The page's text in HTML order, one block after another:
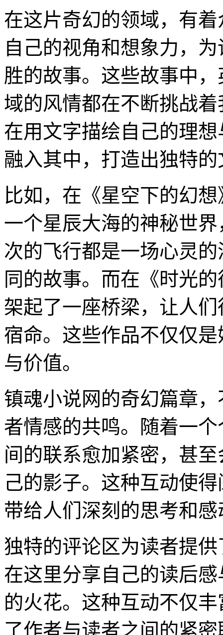
在这片奇幻的领域，有
自己的视角和想象力，
胜的故事。这些故事中
域的风情都在不断挑战
在用文字描绘自己的理
融入其中，打造出独特
比如，在《星空下的幻
一个星辰大海的神秘世
次的飞行都是一场心灵
同的故事。而在《时光
架起了一座桥梁，让人
宿命。这些作品不仅仅
与价值。
镇魂小说网的奇幻篇章
者情感的共鸣。随着一
间的联系愈加紧密，甚
己的影子。这种互动使
带给人们深刻的思考和感
独特的评论区为读者提
在这里分享自己的读后
的火花。这种互动不仅
了作者与读者之间的紧